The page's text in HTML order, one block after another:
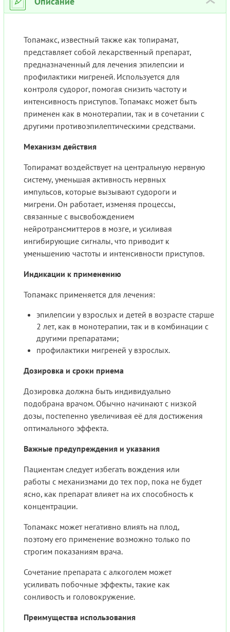
›
Топамакс, известный также как топирамат,
представляет собой лекарственный препарат,
предназначенный для лечения эпилепсии и
профилактики мигреней. Используется для
контроля судорог, помогая снизить частоту и
интенсивность приступов. Топамакс может быть
применен как в монотерапии, так и в сочетании с
другими противоэпилептическими средствами.
Механизм действия
Топирамат воздействует на центральную нервную
систему, уменьшая активность нервных
импульсов, которые вызывают судороги и
мигрени. Он работает, изменяя процессы,
связанные с высвобождением
нейротрансмиттеров в мозге, и усиливая
ингибирующие сигналы, что приводит к
уменьшению частоты и интенсивности приступов.
Индикации к применению
Топамакс применяется для лечения:
эпилепсии у взрослых и детей в возрасте старше
2 лет, как в монотерапии, так и в комбинации с
другими препаратами;
профилактики мигреней у взрослых.
Дозировка и сроки приема
Дозировка должна быть индивидуально
подобрана врачом. Обычно начинают с низкой
дозы, постепенно увеличивая её для достижения
оптимального эффекта.
Важные предупреждения и указания
Пациентам следует избегать вождения или
работы с механизмами до тех пор, пока не будет
ясно, как препарат влияет на их способность к
концентрации.
Топамакс может негативно влиять на плод,
поэтому его применение возможно только по
строгим показаниям врача.
Сочетание препарата с алкоголем может
усиливать побочные эффекты, такие как
сонливость и головокружение.
Преимущества использования